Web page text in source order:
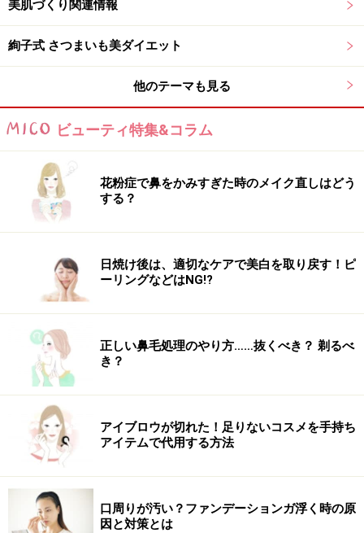
1/2 次のページへ
美肌づくり関連情報
絢子式 さつまいも美ダイエット
他のテーマも見る
ビューティ特集&コラム
花粉症で鼻をかみすぎた時のメイク直しはどう
する？
日焼け後は、適切なケアで美白を取り戻す！ピ
ーリングなどはNG!?
正しい鼻毛処理のやり方……抜くべき？ 剃るべ
き？
アイブロウが切れた！足りないコスメを手持ち
アイテムで代用する方法
口周りが汚い？ファンデーションガ浮く時の原
因と対策とは